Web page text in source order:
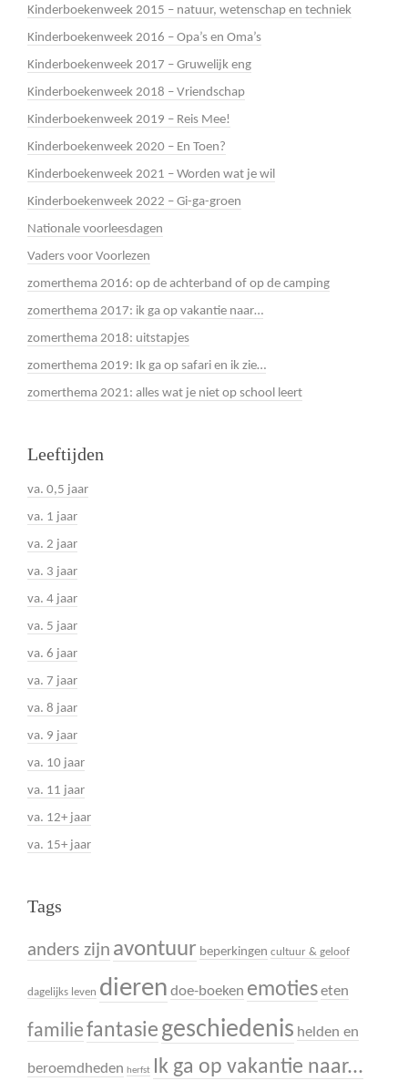
Kinderboekenweek 2015 – natuur, wetenschap en techniek
Kinderboekenweek 2016 – Opa’s en Oma’s
Kinderboekenweek 2017 – Gruwelijk eng
Kinderboekenweek 2018 – Vriendschap
Kinderboekenweek 2019 – Reis Mee!
Kinderboekenweek 2020 – En Toen?
Kinderboekenweek 2021 – Worden wat je wil
Kinderboekenweek 2022 – Gi-ga-groen
Nationale voorleesdagen
Vaders voor Voorlezen
zomerthema 2016: op de achterband of op de camping
zomerthema 2017: ik ga op vakantie naar…
zomerthema 2018: uitstapjes
zomerthema 2019: Ik ga op safari en ik zie…
zomerthema 2021: alles wat je niet op school leert
Leeftijden
va. 0,5 jaar
va. 1 jaar
va. 2 jaar
va. 3 jaar
va. 4 jaar
va. 5 jaar
va. 6 jaar
va. 7 jaar
va. 8 jaar
va. 9 jaar
va. 10 jaar
va. 11 jaar
va. 12+ jaar
va. 15+ jaar
Tags
anders zijn avontuur beperkingen cultuur & geloof
dagelijks leven dieren doe-boeken emotieseten
familiefantasie geschiedenis helden en
beroemdheden herfst Ik ga op vakantie naar...